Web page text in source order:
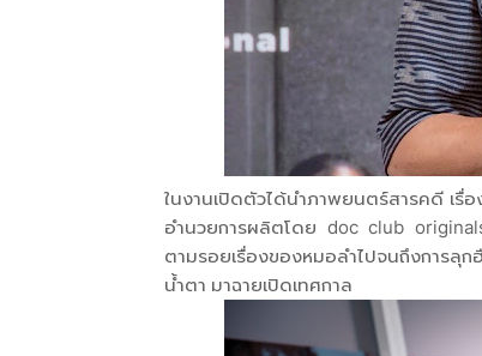
ในงานเปิดตัวได้นำภาพยนตร์สารคดี เรื่
อำนวยการผลิตโดย doc club
ตามรอยเรื่องของหมอลำไปจนถึงการ
น้ำตา มาฉายเปิดเทศกาล